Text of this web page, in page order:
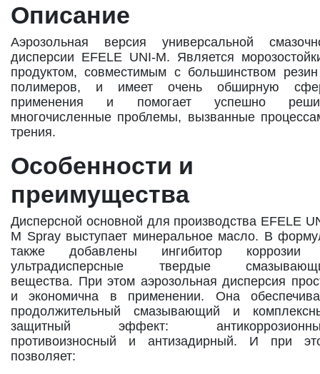
Описание
Аэрозольная версия универсальной
дисперсии EFELE UNI-M. Является
продуктом, совместимым с большинством
полимеров, и имеет очень обширную
применения и помогает успешно
многочисленные проблемы, вызванные
трения.
Особенности и
преимущества
Дисперсной основной для производства EFELE
M Spray выступает минеральное масло. В
также добавлены ингибитор
ультрадисперсные твердые
вещества. При этом аэрозольная дисперсия
и экономична в применении. Она
продолжительный смазывающий и
защитный эффект:
противоизносный и антизадирный. И при
позволяет: